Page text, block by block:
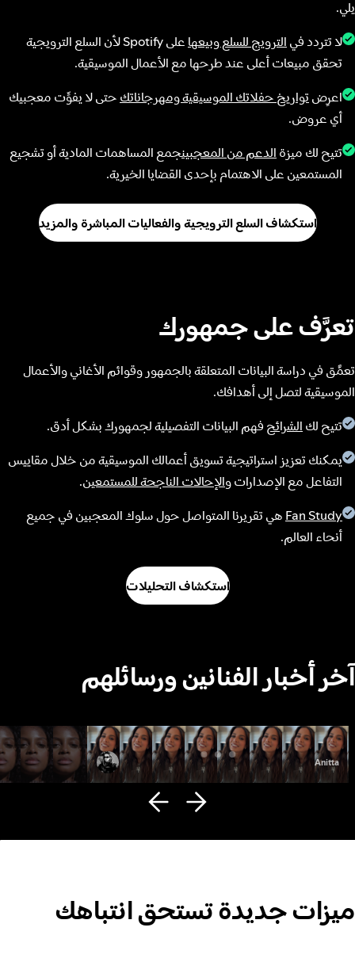
يلي.
لا تتردد في الترويج للسلع وبيعها
على Spotify لأن السلع الترويجية
تحقق مبيعات أعلى عند طرحها مع الأعمال الموسيقية.
اعرِض تواريخ حفلاتك الموسيقية ومهرجاناتك حتى لا يفوِّت معجبيك
أي عروض.
تتيح لك ميزة الدعم من المعجبينجمع المساهمات المادية أو تشجيع
المستمعين على الاهتمام بإحدى القضايا الخيرية.
استكشاف السلع الترويجية والفعاليات المباشرة والمزيد
تعرَّف على جمهورك
تعمَّق في دراسة البيانات المتعلقة بالجمهور وقوائم الأغاني والأعمال
الموسيقية لتصل إلى أهدافك.
تتيح لك الشرائح فهم البيانات التفصيلية لجمهورك بشكل أدق.
يمكنك تعزيز استراتيجية تسويق أعمالك الموسيقية من خلال مقاييس
التفاعل مع الإصدارات والإحالات الناجحة للمستمعين.
Fan Study هي تقريرنا المتواصل حول سلوك المعجبين في جميع
أنحاء العالم.
استكشاف التحليلات
آخر أخبار الفنانين ورسائلهم
Anitta
Fana Hues
ميزات جديدة تستحق انتباهك